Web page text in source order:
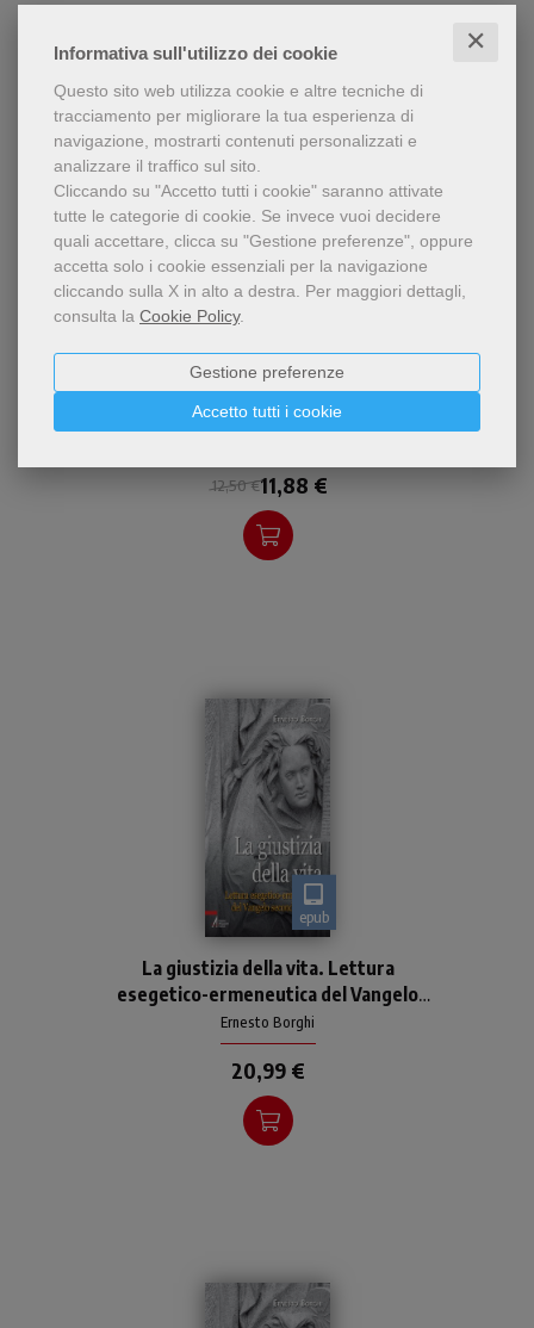
Informativa sull'utilizzo dei cookie ✕
Questo sito web utilizza cookie e altre tecniche di
tracciamento per migliorare la tua esperienza di
navigazione, mostrarti contenuti personalizzati e
analizzare il traffico sul sito.
Cliccando su "Accetto tutti i cookie" saranno attivate
tutte le categorie di cookie. Se invece vuoi decidere
quali accettare, clicca su "Gestione preferenze", oppure
accetta solo i cookie essenziali per la navigazione
cliccando sulla X in alto a destra. Per maggiori dettagli,
consulta la Cookie Policy.
Accetto tutti i cookie
Gestione preferenze
Un libro che aiuta a capire
meglio, attraverso alcuni
passaggi dei testi biblici, la
relazione tra donne e
direttrici etiche viverla.
Donna e uomo, femmina e maschio,
moglie e marito
Ernesto Borghi
12,50 €11,88 €
epub
Vangelo di Matteo
La giustizia della vita. Lettura
esegetico-ermeneutica del Vangelo
secondo Matteo
Ernesto Borghi
20,99 €